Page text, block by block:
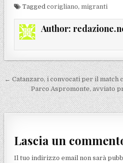
Taggedcorigliano, migranti
Author:
Navigazione
← Catanzaro, i convocati per il match
Parco Aspromonte, avviato
Lascia un
Il tuo indirizzo email non sarà